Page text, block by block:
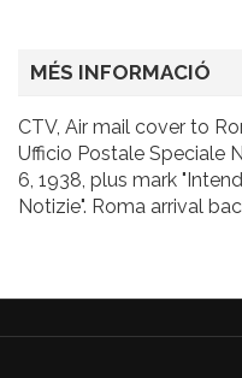
MÉS INFORMACIÓ
CTV, Air mail cover to
Ufficio Postale Speciale
6, 1938, plus mark
Notizie". Roma arrival